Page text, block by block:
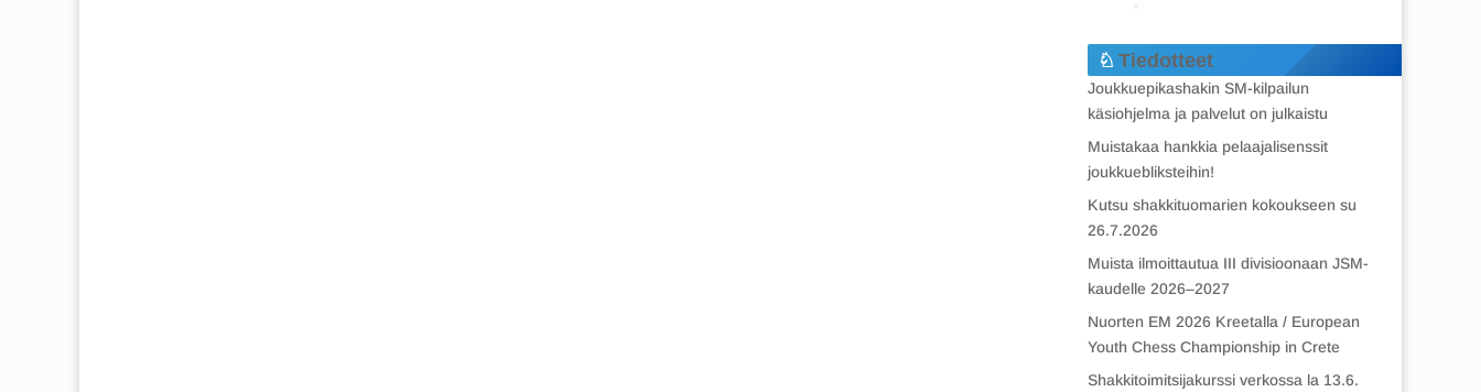
Tiedotteet
Joukkuepikashakin SM-kilpailun
käsiohjelma ja palvelut on julkaistu
Muistakaa hankkia pelaajalisenssit
joukkuebliksteihin!
Kutsu shakkituomarien kokoukseen su
26.7.2026
Muista ilmoittautua III divisioonaan JSM-
kaudelle 2026–2027
Nuorten EM 2026 Kreetalla / European
Youth Chess Championship in Crete
Shakkitoimitsijakurssi verkossa la 13.6.